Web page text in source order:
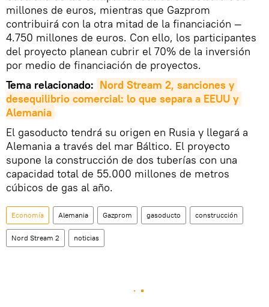
millones de euros, mientras que Gazprom
contribuirá con la otra mitad de la financiación —
4.750 millones de euros. Con ello, los participantes
del proyecto planean cubrir el 70% de la inversión
por medio de financiación de proyectos.
Tema relacionado: Nord Stream 2, sanciones y
desequilibrio comercial: lo que separa a EEUU y
Alemania
El gasoducto tendrá su origen en Rusia y llegará a
Alemania a través del mar Báltico. El proyecto
supone la construcción de dos tuberías con una
capacidad total de 55.000 millones de metros
cúbicos de gas al año.
Economía Alemania Gazprom gasoducto construcción
Nord Stream 2 noticias